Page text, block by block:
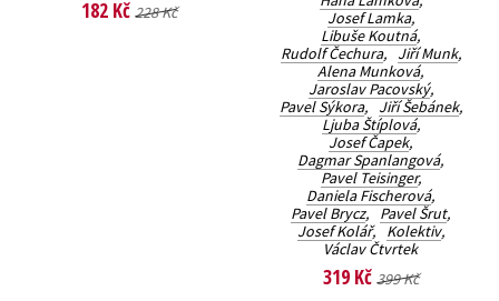
182 Kč 228 Kč
Josef Lamka,
Libuše Koutná,
Rudolf Čechura, Jiří Munk,
Alena Munková,
Jaroslav Pacovský,
Pavel Sýkora, Jiří Šebánek,
Ljuba Štíplová,
Josef Čapek,
Dagmar Spanlangová,
Pavel Teisinger,
Daniela Fischerová,
Pavel Brycz, Pavel Šrut,
Josef Kolář, Kolektiv,
Václav Čtvrtek
319 Kč 399 Kč